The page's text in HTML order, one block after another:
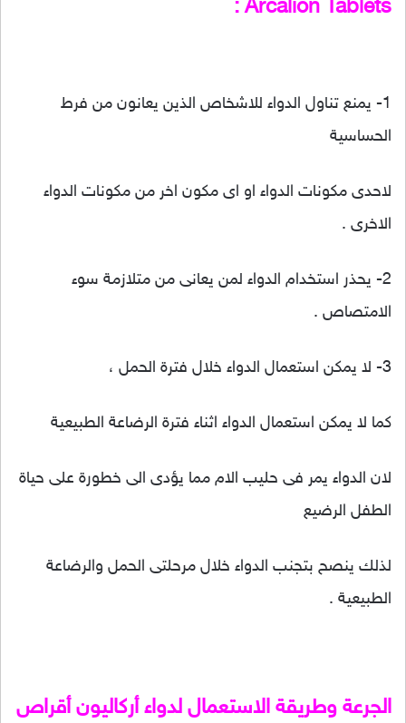
Arcalion Tablets :
1- يمنع تناول الدواء للاشخاص الذين يعانون من فرط
الحساسية
لاحدى مكونات الدواء او اى مكون اخر من مكونات الدواء
الاخرى .
2- يحذر استخدام الدواء لمن يعانى من متلازمة سوء
الامتصاص .
3- لا يمكن استعمال الدواء خلال فترة الحمل ،
كما لا يمكن استعمال الدواء اثناء فترة الرضاعة الطبيعية
لان الدواء يمر فى حليب الام مما يؤدى الى خطورة على حياة
الطفل الرضيع
لذلك ينصح بتجنب الدواء خلال مرحلتى الحمل والرضاعة
الطبيعية .
الجرعة وطريقة الاستعمال لدواء أركاليون أقراص